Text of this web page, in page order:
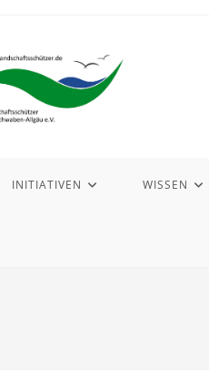
INITIATIVEN WISSEN